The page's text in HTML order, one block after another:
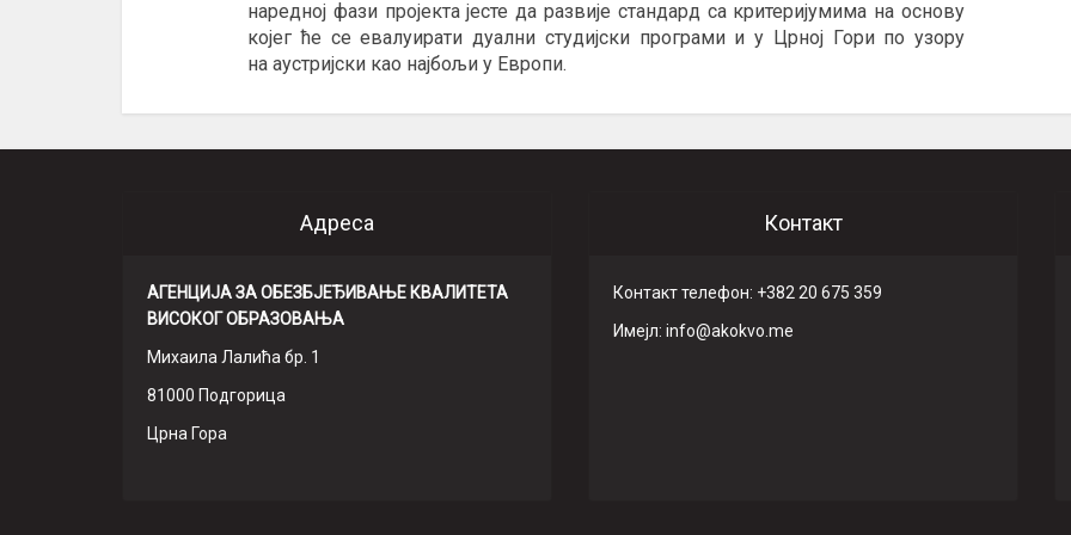
наредној фази пројекта јесте да развије стандард са критеријумима на основу
којег ће се евалуирати дуални студијски програми и у Црној Гори по узору
на аустријски као најбољи у Европи.
Адреса
АГЕНЦИЈА ЗА ОБЕЗБЈЕЂИВАЊЕ КВАЛИТЕТА
ВИСОКОГ ОБРАЗОВАЊА
Михаила Лалића бр. 1
81000 Подгорица
Црна Гора
Контакт
Контакт телефон: +382 20 675 359
Имeјл: info@akokvo.me